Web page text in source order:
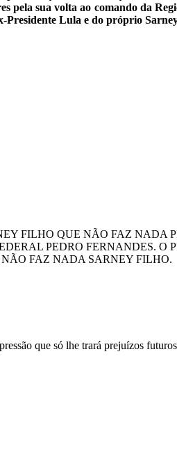
pela sua volta ao comando da
Presidente Lula e do próprio
FILHO QUE NÃO FAZ
PEDRO FERNANDES. O
FAZ NADA SARNEY FILHO.
que só lhe trará prejuízos